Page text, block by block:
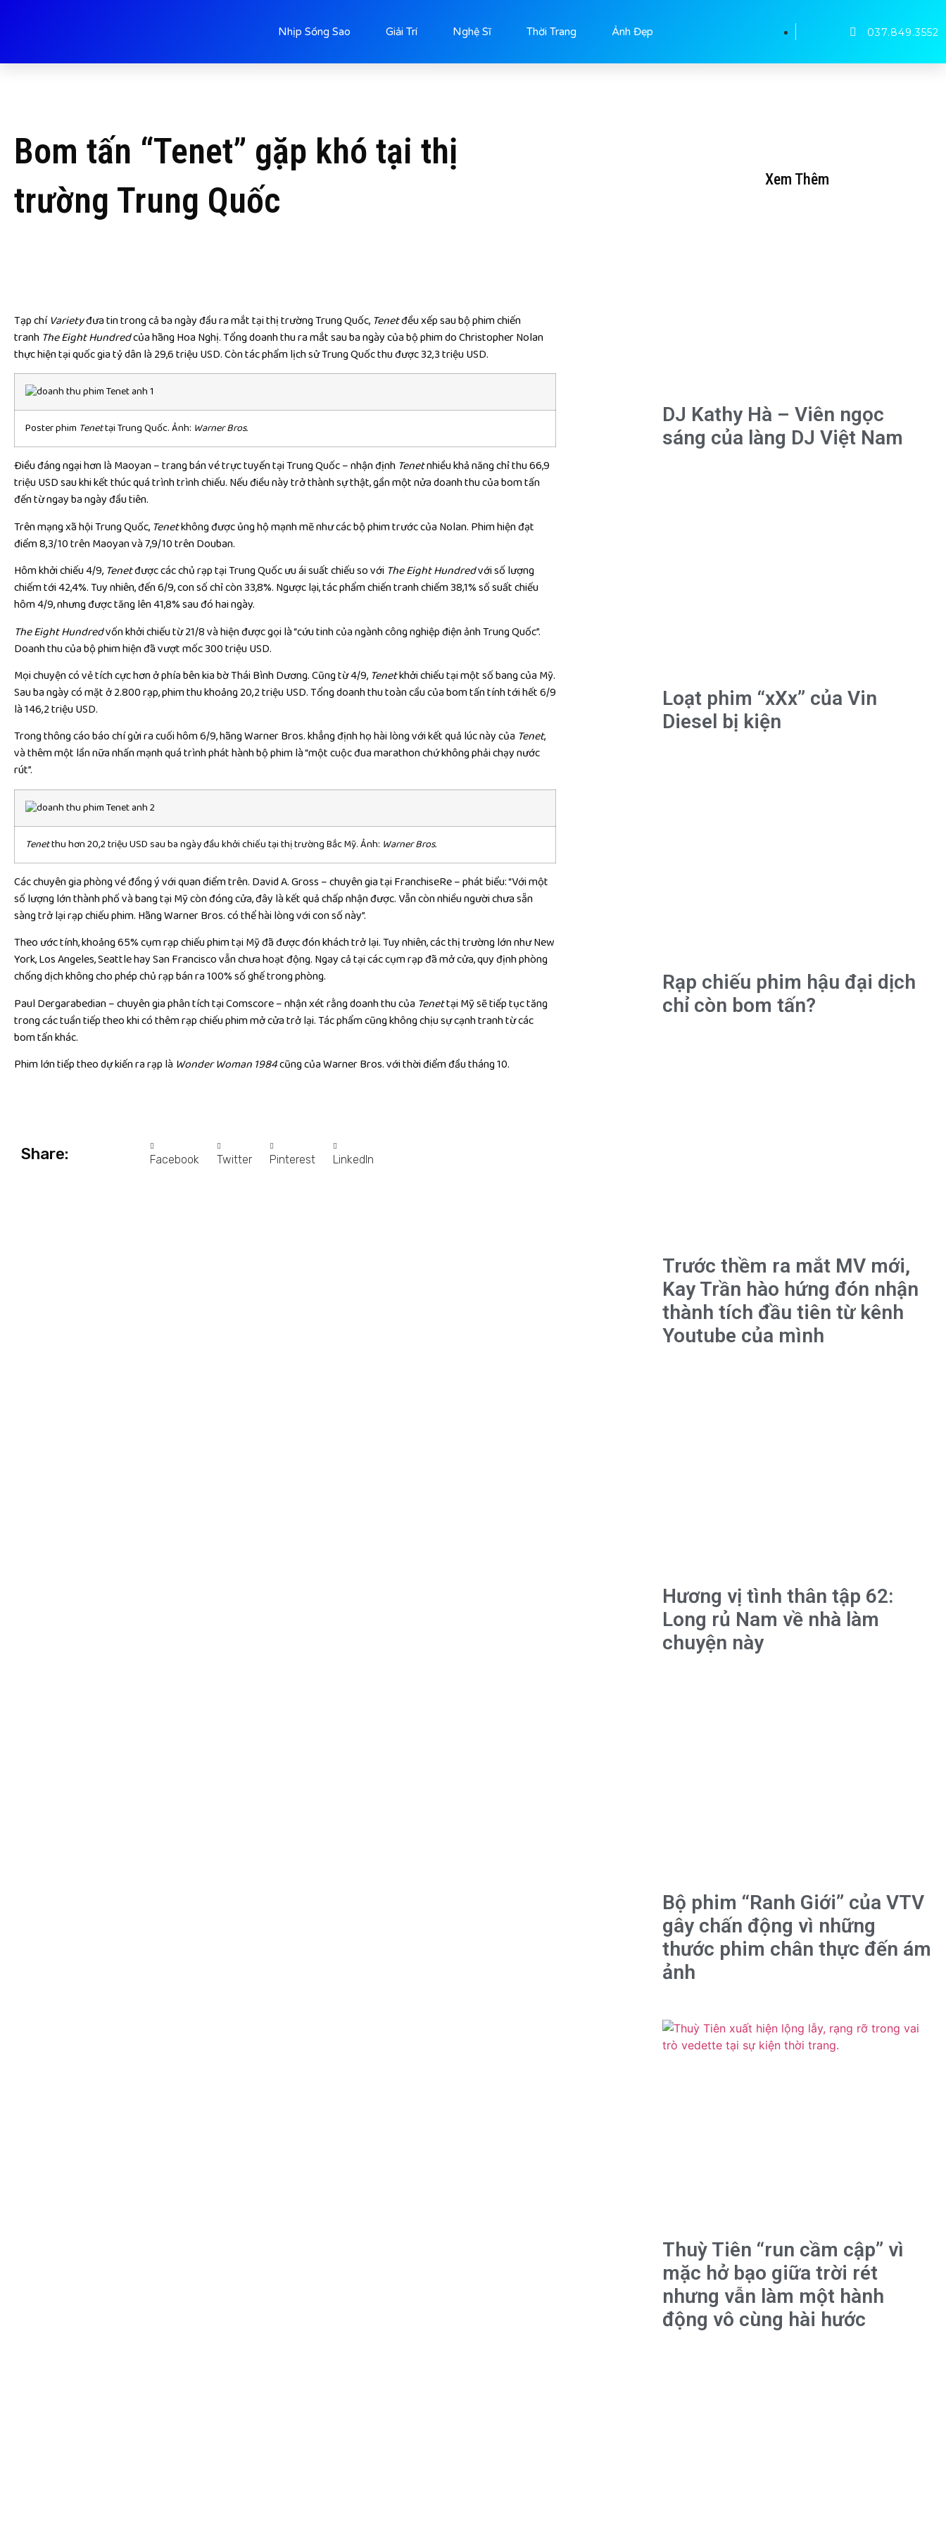
Nhịp Sống Sao Giải Trí Nghệ Sĩ Thời Trang Ảnh Đẹp 037.849.3552
Bom tấn “Tenet” gặp khó tại thị
trường Trung Quốc
Tạp chí Varietyđưa tin trong cả ba ngày đầu ra mắt tại thị trường Trung Quốc, Tenetđều xếp sau bộ phim chiến
tranh The Eight Hundredcủa hãng Hoa Nghị. Tổng doanh thu ra mắt sau ba ngày của bộ phim do Christopher Nolan
thực hiện tại quốc gia tỷ dân là 29,6 triệu USD. Còn tác phẩm lịch sử Trung Quốc thu được 32,3 triệu USD.
Poster phim Tenettại Trung Quốc. Ảnh: Warner Bros.
Điều đáng ngại hơn là Maoyan – trang bán vé trực tuyến tại Trung Quốc – nhận định Tenetnhiều khả năng chỉ thu 66,9
triệu USD sau khi kết thúc quá trình trình chiếu. Nếu điều này trở thành sự thật, gần một nửa doanh thu của bom tấn
đến từ ngay ba ngày đầu tiên.
Trên mạng xã hội Trung Quốc, Tenetkhông được ủng hộ mạnh mẽ như các bộ phim trước của Nolan. Phim hiện đạt
điểm 8,3/10 trên Maoyan và 7,9/10 trên Douban.
Hôm khởi chiếu 4/9, Tenetđược các chủ rạp tại Trung Quốc ưu ái suất chiếu so với The Eight Hundredvới số lượng
chiếm tới 42,4%. Tuy nhiên, đến 6/9, con số chỉ còn 33,8%. Ngược lại, tác phẩm chiến tranh chiếm 38,1% số suất chiếu
hôm 4/9, nhưng được tăng lên 41,8% sau đó hai ngày.
The Eight Hundredvốn khởi chiếu từ 21/8 và hiện được gọi là “cứu tinh của ngành công nghiệp điện ảnh Trung Quốc”.
Doanh thu của bộ phim hiện đã vượt mốc 300 triệu USD.
Mọi chuyện có vẻ tích cực hơn ở phía bên kia bờ Thái Bình Dương. Cũng từ 4/9, Tenetkhởi chiếu tại một số bang của Mỹ.
Sau ba ngày có mặt ở 2.800 rạp, phim thu khoảng 20,2 triệu USD. Tổng doanh thu toàn cầu của bom tấn tính tới hết 6/9
là 146,2 triệu USD.
Trong thông cáo báo chí gửi ra cuối hôm 6/9, hãng Warner Bros. khẳng định họ hài lòng với kết quả lúc này của Tenet,
và thêm một lần nữa nhấn mạnh quá trình phát hành bộ phim là “một cuộc đua marathon chứ không phải chạy nước
rút”.
Tenetthu hơn 20,2 triệu USD sau ba ngày đầu khởi chiếu tại thị trường Bắc Mỹ. Ảnh: Warner Bros.
Các chuyên gia phòng vé đồng ý với quan điểm trên. David A. Gross – chuyên gia tại FranchiseRe – phát biểu: “Với một
số lượng lớn thành phố và bang tại Mỹ còn đóng cửa, đây là kết quả chấp nhận được. Vẫn còn nhiều người chưa sẵn
sàng trở lại rạp chiếu phim. Hãng Warner Bros. có thể hài lòng với con số này”.
Theo ước tính, khoảng 65% cụm rạp chiếu phim tại Mỹ đã được đón khách trở lại. Tuy nhiên, các thị trường lớn như New
York, Los Angeles, Seattle hay San Francisco vẫn chưa hoạt động. Ngay cả tại các cụm rạp đã mở cửa, quy định phòng
chống dịch không cho phép chủ rạp bán ra 100% số ghế trong phòng.
Paul Dergarabedian – chuyên gia phân tích tại Comscore – nhận xét rằng doanh thu của Tenettại Mỹ sẽ tiếp tục tăng
trong các tuần tiếp theo khi có thêm rạp chiếu phim mở cửa trở lại. Tác phẩm cũng không chịu sự cạnh tranh từ các
bom tấn khác.
Phim lớn tiếp theo dự kiến ra rạp là Wonder Woman 1984cũng của Warner Bros. với thời điểm đầu tháng 10.
Share: Facebook Twitter Pinterest LinkedIn
Xem Thêm
DJ Kathy Hà – Viên ngọc
sáng của làng DJ Việt Nam
Loạt phim “xXx” của Vin
Diesel bị kiện
Rạp chiếu phim hậu đại dịch
chỉ còn bom tấn?
Trước thềm ra mắt MV mới,
Kay Trần hào hứng đón nhận
thành tích đầu tiên từ kênh
Youtube của mình
Hương vị tình thân tập 62:
Long rủ Nam về nhà làm
chuyện này
Bộ phim “Ranh Giới” của VTV
gây chấn động vì những
thước phim chân thực đến ám
ảnh
Thuỳ Tiên “run cầm cập” vì
mặc hở bạo giữa trời rét
nhưng vẫn làm một hành
động vô cùng hài hước